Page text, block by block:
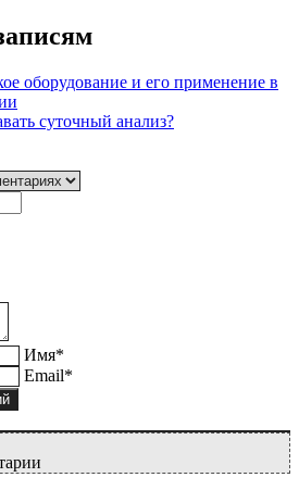
оборудование и его применение в
суточный анализ?
Имя*
Email*